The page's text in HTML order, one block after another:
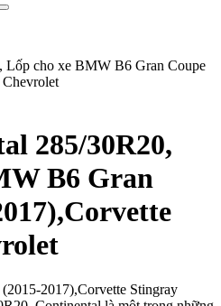
285/30R20,
B6 Gran
2017),Corvette Stingray